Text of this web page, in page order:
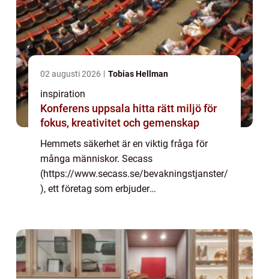
02 augusti 2026 Tobias Hellman
inspiration
Konferens uppsala hitta rätt miljö för
fokus, kreativitet och gemenskap
Hemmets säkerhet är en viktig fråga för
många människor. Secass
(https://www.secass.se/bevakningstjanster/
), ett företag som erbjuder
familjer och företag är säkra...